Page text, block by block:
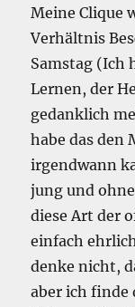
Meine Clique
Verhältnis
Samstag (Ich
Lernen, der
gedanklich
habe das den
irgendwann
jung und
diese Art der
einfach
denke nicht,
aber ich finde